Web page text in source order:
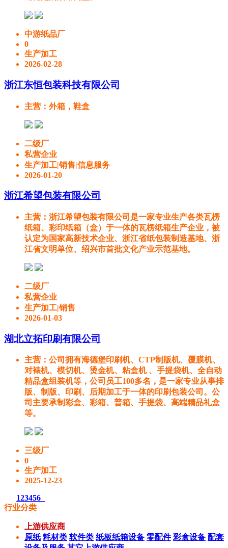
中游纸品厂
0
生产加工
2026-02-28
浙江东恒包装科技有限公司
主营 ：外箱，鞋盒
二级厂
私营企业
生产加工|销售|信息服务
2026-01-20
浙江希望包装有限公司
主营 ：浙江希望包装有限公司是一家专业生产各类瓦楞
纸箱、彩印纸箱（盒）于一体的瓦楞纸箱生产企业，被
认定为国家高新技术企业、浙江省纸包装制造基地、浙
江省文明单位、绍兴市首批文化产业示范基地。
二级厂
私营企业
生产加工|销售
2026-01-03
湖北立拓印刷有限公司
主营 ：公司拥有海德堡印刷机、CTP制版机、覆膜机、
对裱机、模切机、烫金机、粘盒机 、手提袋机、全自动
精品盒组装机等，公司员工100多名，是一家专业从事排
版、制版、印刷、后期加工于一体的印刷包装公司。公
司主要承制彩盒、彩箱、普箱、手提袋、高端精品礼盒
等。
三级厂
0
生产加工
2025-12-23
123456
行业分类
上游供应商
原纸 耗材类 软件类 纸板纸箱设备 零配件 彩盒设备 配套